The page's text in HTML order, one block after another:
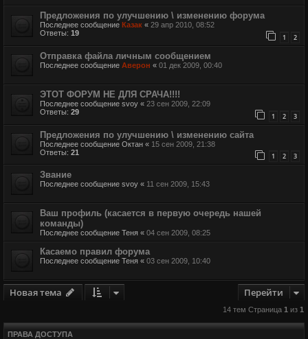
Предложения по улучшению \ изменению форума
Последнее сообщение Казак « 29 апр 2010, 08:52
Ответы: 19 1 2
Отправка файла личным сообщением
Последнее сообщение Аверон « 01 дек 2009, 00:40
ЭТОТ ФОРУМ НЕ ДЛЯ СРАЧА!!!!
Последнее сообщение svoy « 23 сен 2009, 22:09
Ответы: 29 1 2 3
Предложения по улучшению \ изменению сайта
Последнее сообщение Октан « 15 сен 2009, 21:38
Ответы: 21 1 2 3
Звание
Последнее сообщение svoy « 11 сен 2009, 15:43
Ваш профиль (касается в первую очередь нашей
команды)
Последнее сообщение Теня « 04 сен 2009, 08:25
Касаемо правил форума
Последнее сообщение Теня « 03 сен 2009, 10:40
Новая тема Перейти
14 тем Страница 1 из 1
ПРАВА ДОСТУПА